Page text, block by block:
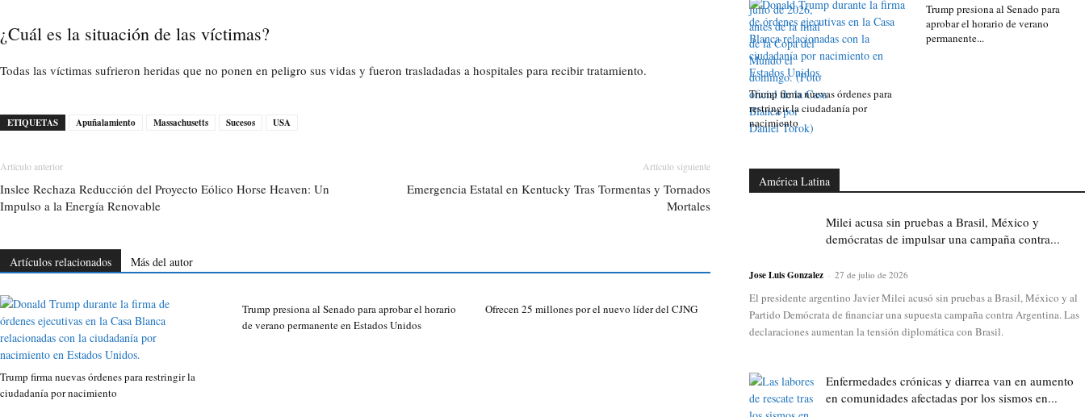
¿Cuál es la situación de las víctimas?
Todas las víctimas sufrieron heridas que no ponen en peligro sus vidas y fueron trasladadas a hospitales para recibir tratamiento.
ETIQUETAS Apuñalamiento Massachusetts Sucesos USA
Artículo anterior
Inslee Rechaza Reducción del Proyecto Eólico Horse Heaven: Un
Impulso a la Energía Renovable
Artículo siguiente
Emergencia Estatal en Kentucky Tras Tormentas y Tornados
Mortales
Artículos relacionados Más del autor
Trump firma nuevas órdenes para restringir la
ciudadanía por nacimiento
Trump presiona al Senado para aprobar el horario
de verano permanente en Estados Unidos
Ofrecen 25 millones por el nuevo líder del CJNG
Trump firma nuevas órdenes para
restringir la ciudadanía por
nacimiento
Trump presiona al Senado para
aprobar el horario de verano
permanente...
América Latina
Milei acusa sin pruebas a Brasil, México y
demócratas de impulsar una campaña contra...
Jose Luis Gonzalez - 27 de julio de 2026
El presidente argentino Javier Milei acusó sin pruebas a Brasil, México y al
Partido Demócrata de financiar una supuesta campaña contra Argentina. Las
declaraciones aumentan la tensión diplomática con Brasil.
Enfermedades crónicas y diarrea van en aumento
en comunidades afectadas por los sismos en...